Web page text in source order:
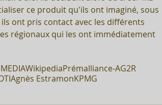
ce produit qu'ils ont imaginé, sous
ont pris contact avec les différents
régionaux qui les ont immédiatement
WikipediaPrémalliance-AG2R
Agnès EstramonKPMG